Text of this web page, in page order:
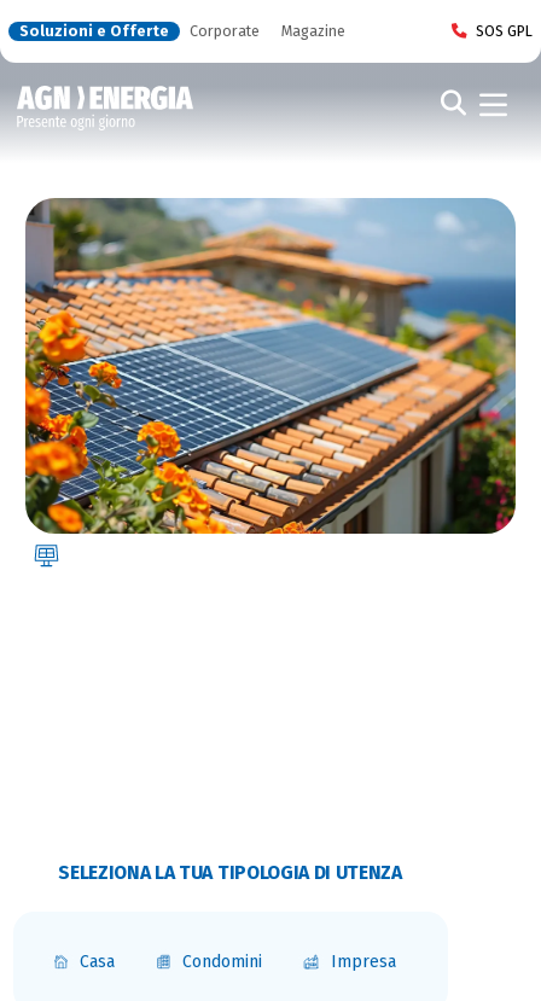
Soluzioni e Offerte Corporate Magazine SOS GPL
SELEZIONA LA TUA TIPOLOGIA DI UTENZA
Casa Condomini Impresa
Rimuovi filtri